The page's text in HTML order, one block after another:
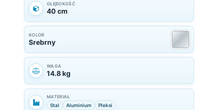
GŁĘBOKOŚĆ
40 cm
KOLOR
Srebrny
WAGA
14.8 kg
MATERIAŁ
Stal Aluminium Pleksi